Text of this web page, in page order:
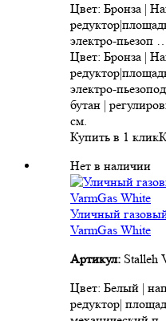
Цвет: Бронза |
электро-пьезоп
Цвет: Бронза |
электро-
бутан |
см.
Купить в 1 клик
Нет в наличии
Уличный
VarmGas White
Артикул: Stalleh
Цвет: Белый |
редуктор|